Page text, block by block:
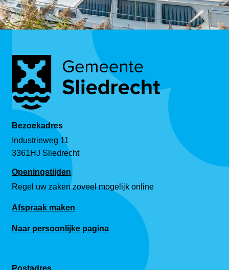
Bezoekadres
Industrieweg 11
3361HJ Sliedrecht
Openingstijden
Regel uw zaken zoveel mogelijk online
Afspraak maken
Naar persoonlijke pagina